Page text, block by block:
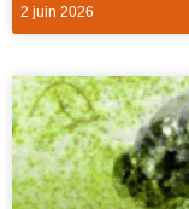
2 juin 2026